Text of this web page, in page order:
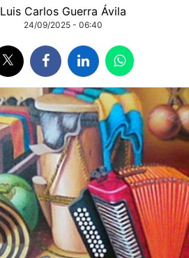
Luis Carlos Guerra Ávila
24/09/2025 - 06:40